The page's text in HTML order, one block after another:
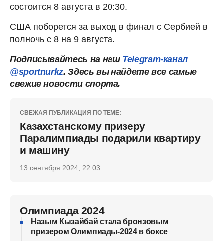
состоится 8 августа в 20:30.
США поборется за выход в финал с Сербией в
полночь с 8 на 9 августа.
Подписывайтесь на наш Telegram-канал
@sportnurkz. Здесь вы найдете все самые
свежие новости спорта.
СВЕЖАЯ ПУБЛИКАЦИЯ ПО ТЕМЕ:
Казахстанскому призеру
Паралимпиады подарили квартиру
и машину
13 сентября 2024, 22:03
Олимпиада 2024
Назым Кызайбай стала бронзовым
призером Олимпиады-2024 в боксе